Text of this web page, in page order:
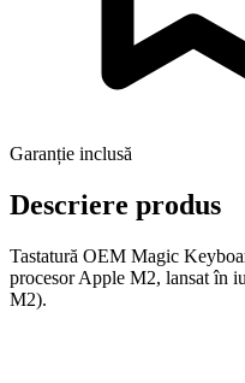
Garanție inclusă
Descriere produs
Tastatură OEM Magic
procesor Apple M2, lansat în
M2).